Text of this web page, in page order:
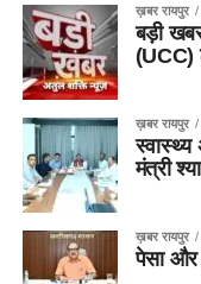
ख़बर रायपुर
बड़ी
(UCC)
ख़बर रायपुर
स्वास्थ्य
मंत्री
ख़बर रायपुर
पेसा और